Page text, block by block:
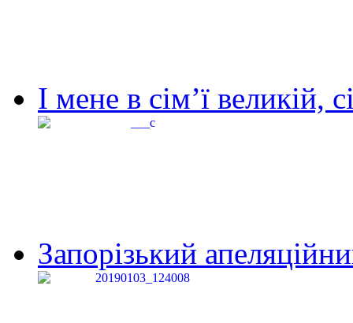
І мене в сім’ї великій,
Запорізький